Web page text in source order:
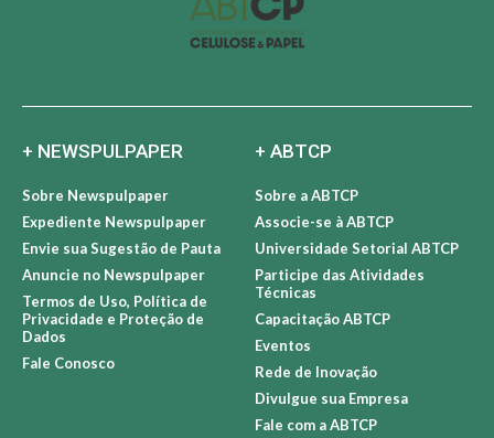
+ NEWSPULPAPER
Sobre Newspulpaper
Expediente Newspulpaper
Envie sua Sugestão de Pauta
Anuncie no Newspulpaper
Termos de Uso, Política de
Privacidade e Proteção de
Dados
Fale Conosco
+ ABTCP
Sobre a ABTCP
Associe-se à ABTCP
Universidade Setorial ABTCP
Participe das Atividades
Técnicas
Capacitação ABTCP
Eventos
Rede de Inovação
Divulgue sua Empresa
Fale com a ABTCP